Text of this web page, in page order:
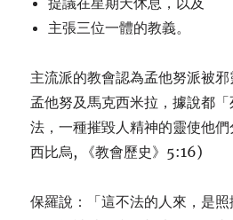
主張三位一體的教義。
主流派的教會認為孟他努派被
孟他努及馬克西米拉，據說都
法，一種摧毀人精神的靈使他
西比烏, 《教會歷史》5:16)
保羅說：「這不法的人來，是